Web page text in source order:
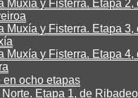
Muxía y Fisterra. Etapa 2,
Muxía y Fisterra. Etapa 3,
Muxía y Fisterra. Etapa 4,
en ocho etapas
Etapa 1, de